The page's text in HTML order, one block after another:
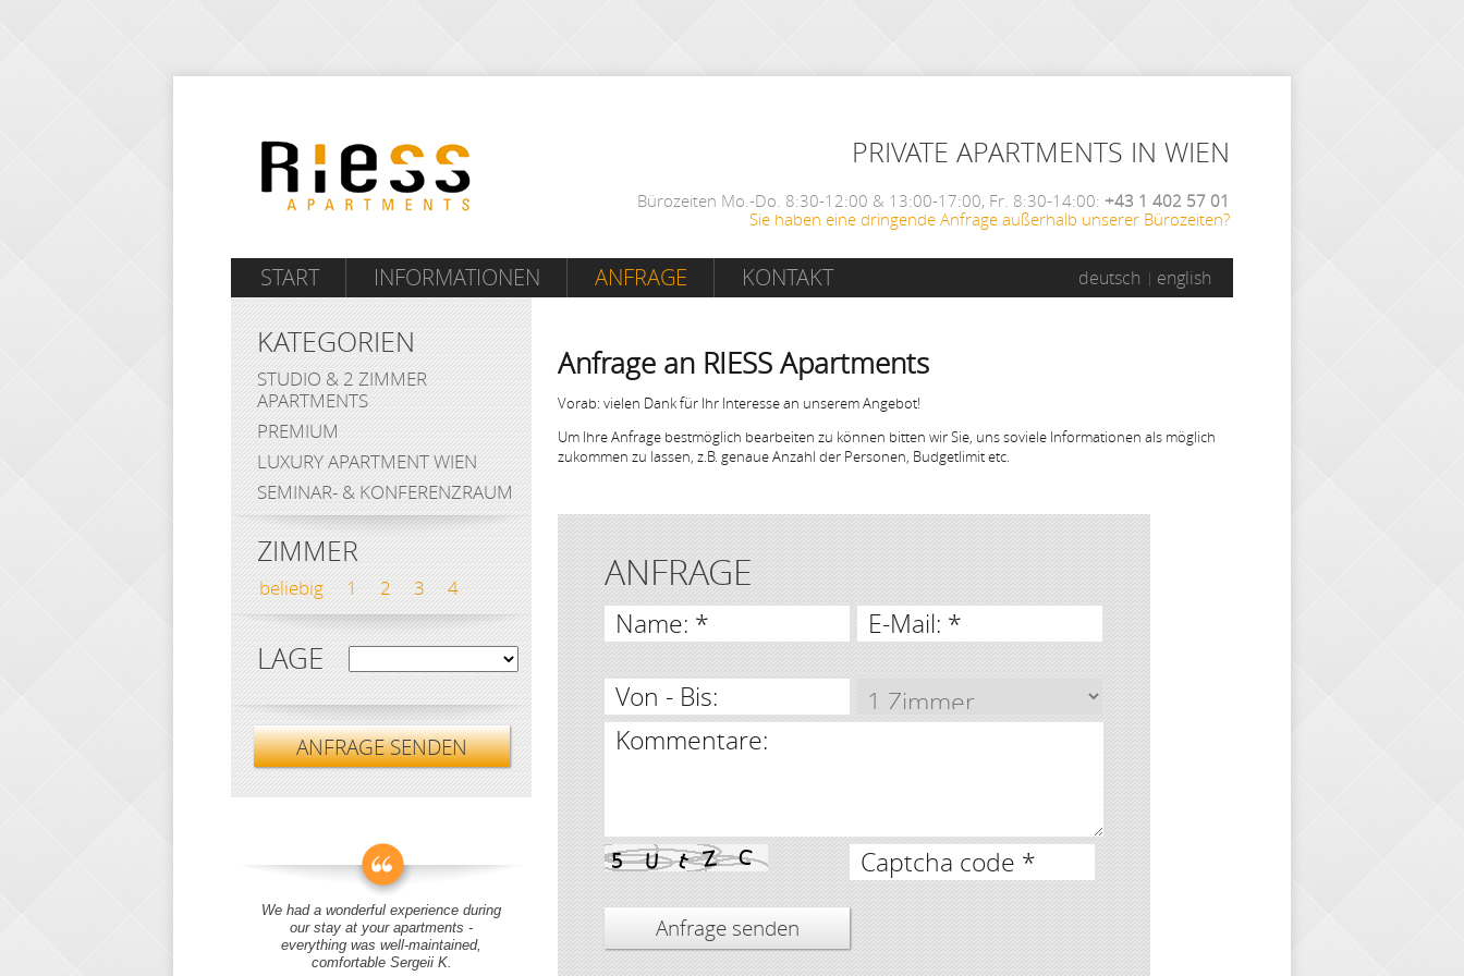
PRIVATE APARTMENTS IN WIEN
Bürozeiten Mo.-Do. 8:30-12:00 & 13:00-17:00, Fr. 8:30-14:00: +43 1 402 57 01
Sie haben eine dringende Anfrage außerhalb unserer Bürozeiten?
START INFORMATIONEN ANFRAGE KONTAKT deutsch english
Anfrage an RIESS Apartments
Vorab: vielen Dank für Ihr Interesse an unserem Angebot!
Um Ihre Anfrage bestmöglich bearbeiten zu können bitten wir Sie, uns soviele Informationen als möglich
zukommen zu lassen, z.B. genaue Anzahl der Personen, Budgetlimit etc.
ANFRAGE
Name: * E-Mail: *
Von - Bis:
Kommentare:
Captcha code *
KATEGORIEN
STUDIO & 2 ZIMMER
APARTMENTS
PREMIUM
LUXURY APARTMENT WIEN
SEMINAR- & KONFERENZRAUM
ZIMMER
beliebig 1 2 3 4
LAGE
ANFRAGE SENDEN
We had a wonderful experience during
our stay at your apartments -
everything was well-maintained,
comfortable Sergeii K.